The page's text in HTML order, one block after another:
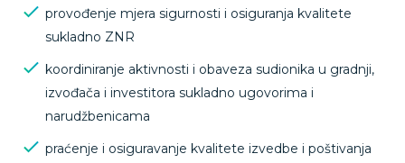
provođenje mjera sigurnosti i osiguranja kvalitete
sukladno ZNR
koordiniranje aktivnosti i obaveza sudionika u gradnji,
izvođača i investitora sukladno ugovorima i
narudžbenicama
praćenje i osiguravanje kvalitete izvedbe i poštivanja